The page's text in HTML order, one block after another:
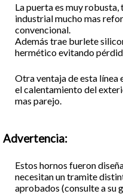
La puerta es muy
industrial mucho mas
convencional.
Además trae burlete
hermético evitando
Otra ventaja de esta línea
el calentamiento del
mas parejo.
Advertencia:
Estos hornos fueron
necesitan un tramite
aprobados (consulte a su